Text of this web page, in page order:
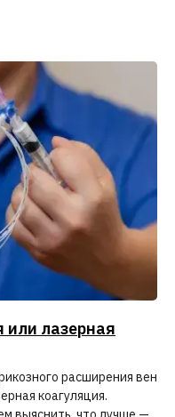
или лазерная
расширения вен
коагуляция.